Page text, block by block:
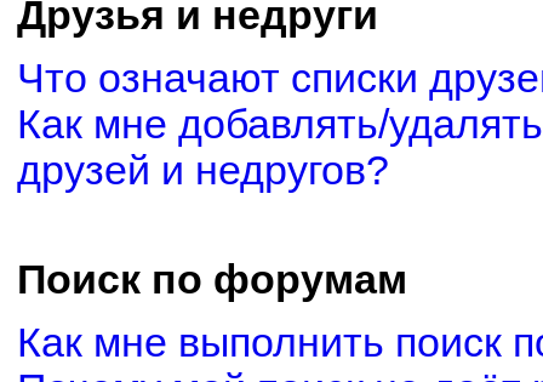
Друзья и недруги
Что означают списки
Как мне добавлять/
друзей и недругов?
Поиск по форумам
Как мне выполнить поиск